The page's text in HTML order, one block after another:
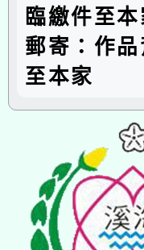
臨繳件至
郵寄：作
至本家